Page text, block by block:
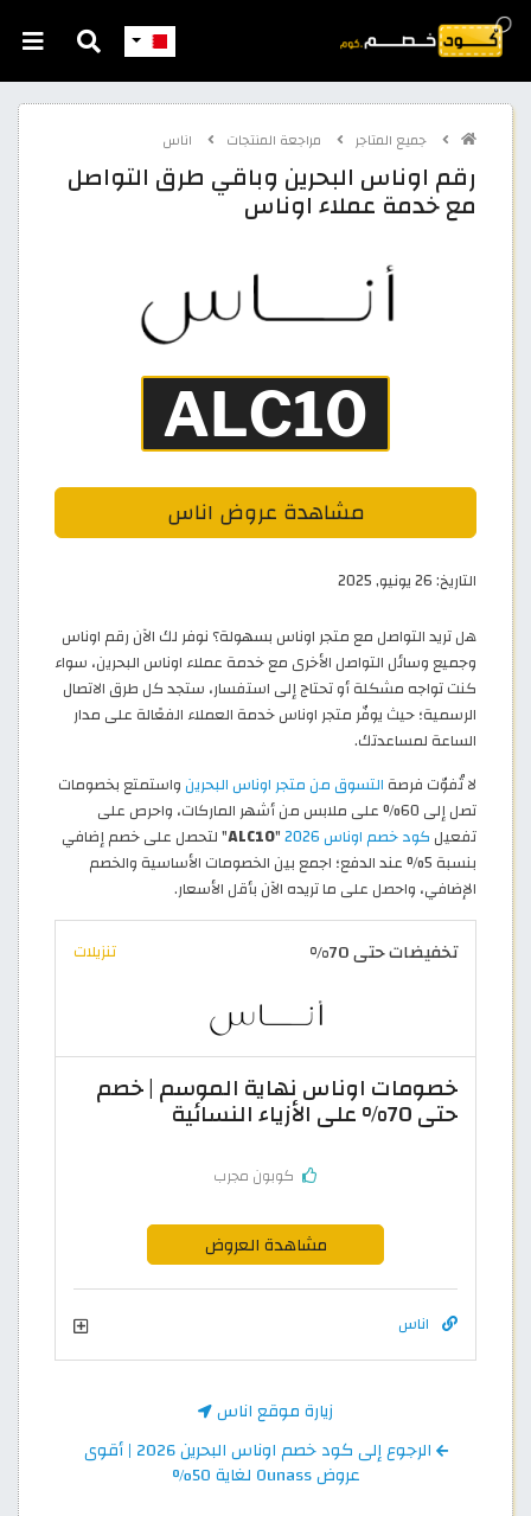
جميع المتاجر مراجعة المنتجات اناس
رقم اوناس البحرين وباقي طرق التواصل
مع خدمة عملاء اوناس
مشاهدة عروض اناس
التاريخ:26 يونيو, 2025
هل تريد التواصل مع متجر اوناس بسهولة؟ نوفر لك الآن رقم اوناس
وجميع وسائل التواصل الأخرى مع خدمة عملاء اوناس البحرين، سواء
كنت تواجه مشكلة أو تحتاج إلى استفسار، ستجد كل طرق الاتصال
الرسمية؛ حيث يوفّر متجر اوناس خدمة العملاء الفعًالة على مدار
الساعة لمساعدتك.
لا تُفوّت فرصة التسوق من متجر اوناس البحرين واستمتع بخصومات
تصل إلى 60% على ملابس من أشهر الماركات، واحرص على
تفعيل كود خصم اوناس 2026 "
ALC10" لتحصل على خصم إضافي
بنسبة 5% عند الدفع؛ اجمع بين الخصومات الأساسية والخصم
الإضافي، واحصل على ما تريده الآن بأقل الأسعار.
تخفيضات حتى 70% تنزيلات
خصومات اوناس نهاية الموسم | خصم
حتى 70% على الأزياء النسائية
كوبون مجرب
مشاهدة العروض
اناس
زيارة موقع اناس
الرجوع إلى كود خصم اوناس البحرين 2026 | أقوى
عروض Ounass لغاية 50%